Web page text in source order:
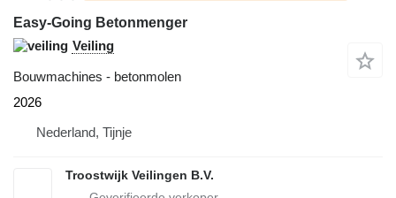
Easy-Going Betonmenger
Veiling
Bouwmachines - betonmolen
2026
Nederland, Tijnje
Troostwijk Veilingen B.V.